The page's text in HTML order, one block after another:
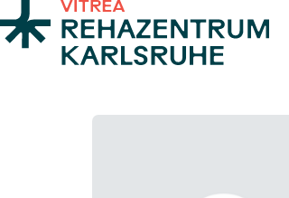
Zum Inhalt springen